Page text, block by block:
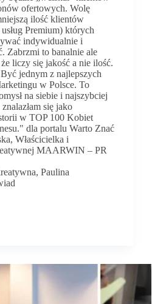
ofertowych. Wolę
ilość klientów
Premium) których
indywidualnie i
Zabrzmi to banalnie ale
liczy się jakość a nie ilość.
jednym z najlepszych
w Polsce. To
na siebie i najszybciej
się jako
w TOP 100 Kobiet
dla portalu Warto Znać
Właścicielka i
MAARWIN – PR
,Paulina